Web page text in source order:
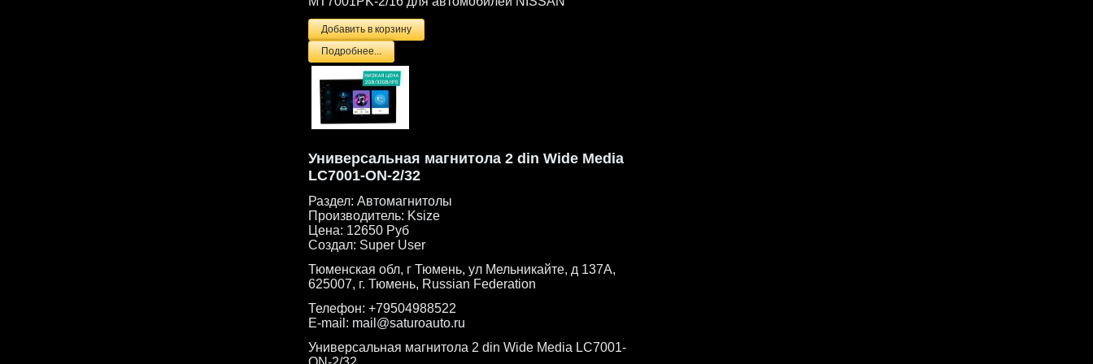
Подробнее...
Универсальная магнитола 2 din Wide Media
LC7001-ON-2/32
Раздел: Автомагнитолы
Производитель: Ksize
Цена: 12650 Руб
Создал: Super User
Тюменская обл, г Тюмень, ул Мельникайте, д 137А,
625007, г. Тюмень, Russian Federation
Телефон: +79504988522
E-mail: mail@saturoauto.ru
Универсальная магнитола 2 din Wide Media LC7001-